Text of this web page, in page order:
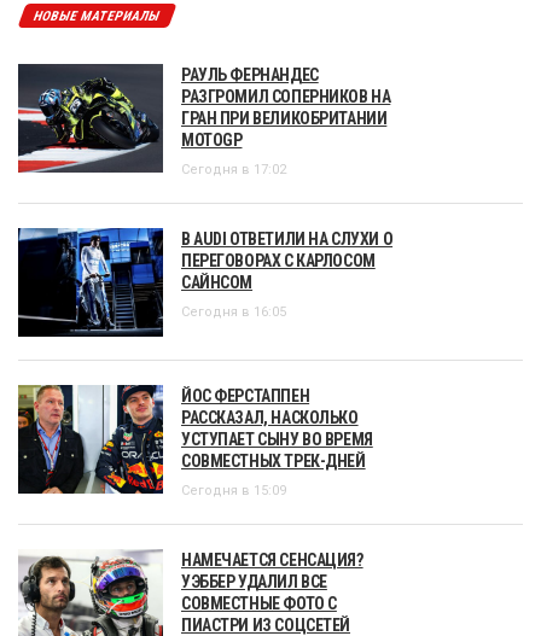
НОВЫЕ МАТЕРИАЛЫ
РАУЛЬ ФЕРНАНДЕС
РАЗГРОМИЛ СОПЕРНИКОВ НА
ГРАН ПРИ ВЕЛИКОБРИТАНИИ
MOTOGP
Сегодня в 17:02
В AUDI ОТВЕТИЛИ НА СЛУХИ О
ПЕРЕГОВОРАХ С КАРЛОСОМ
САЙНСОМ
Сегодня в 16:05
ЙОС ФЕРСТАППЕН
РАССКАЗАЛ, НАСКОЛЬКО
УСТУПАЕТ СЫНУ ВО ВРЕМЯ
СОВМЕСТНЫХ ТРЕК-ДНЕЙ
Сегодня в 15:09
НАМЕЧАЕТСЯ СЕНСАЦИЯ?
УЭББЕР УДАЛИЛ ВСЕ
СОВМЕСТНЫЕ ФОТО С
ПИАСТРИ ИЗ СОЦСЕТЕЙ